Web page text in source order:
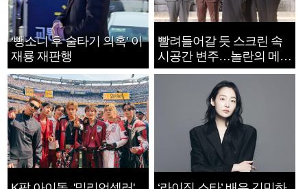
‘뺑소니 후 술타기 의혹’ 이
재룡 재판행
빨려들어갈 듯 스크린 속
시공간 변주…놀란의 메시
지는 ‘전쟁 속죄’